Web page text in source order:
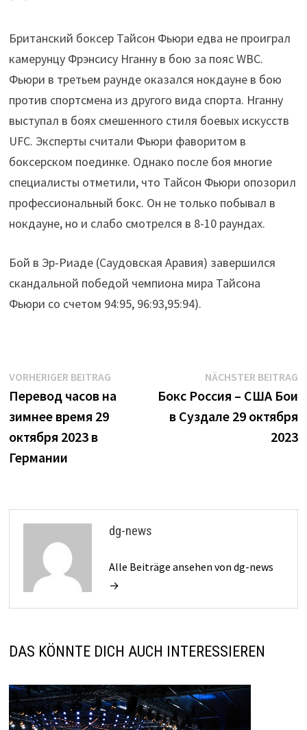
Британский боксер Тайсон Фьюри едва не проиграл
камерунцу Фрэнсису Нганну в бою за пояс WBC.
Фьюри в третьем раунде оказался нокдауне в бою
против спортсмена из другого вида спорта. Нганну
выступал в боях смешенного стиля боевых искусств
UFC. Эксперты считали Фьюри фаворитом в
боксерском поединке. Однако после боя многие
специалисты отметили, что Тайсон Фьюри опозорил
профессиональный бокс. Он не только побывал в
нокдауне, но и слабо смотрелся в 8-10 раундах.
Бой в Эр-Риаде (Саудовская Аравия) завершился
скандальной победой чемпиона мира Тайсона
Фьюри со счетом 94:95, 96:93,95:94).
Beitrags-
Navigation
VORHERIGER BEITRAGVorheriger
Beitrag:
Перевод часов на
зимнее время 29
октября 2023 в
Германии
NÄCHSTER BEITRAG
Бокс Россия – США Бои
в Суздале 29 октября
2023
dg-news
Alle Beiträge ansehen von dg-news
→
DAS KÖNNTE DICH AUCH INTERESSIEREN